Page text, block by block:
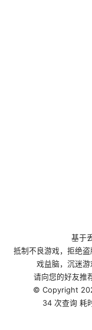
基于
抵制不良游戏，拒绝
戏益脑，沉迷游
请向您的好友推
© Copyright
34 次查询 耗